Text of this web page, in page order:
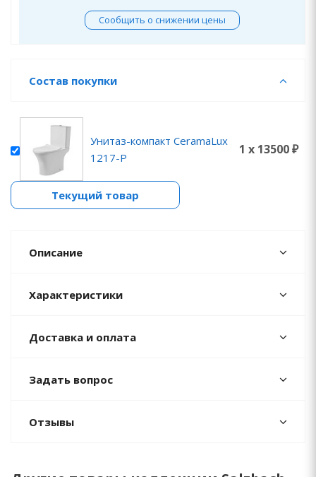
Сообщить о снижении цены
Состав покупки
Унитаз-компакт CeramaLux
1217-P
1 x 13500 ₽
Текущий товар
Описание
Характеристики
Доставка и оплата
Задать вопрос
Отзывы